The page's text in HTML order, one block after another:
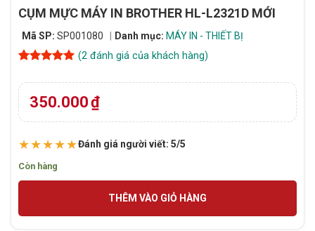
CỤM MỰC MÁY IN BROTHER HL-L2321D MỚI
Mã SP: SP001080 Danh mục: MÁY IN - THIẾT BỊ
dựa trên
đánh giá
(2 đánh giá của khách hàng)
350.000₫
★★★★★Đánh giá người viết: 5/5
Còn hàng
THÊM VÀO GIỎ HÀNG